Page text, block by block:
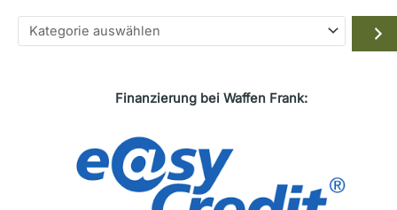
Kategorie
auswählen
Finanzierung bei Waffen Frank: